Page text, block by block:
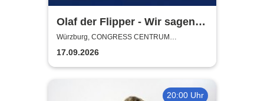
Olaf der Flipper - Wir sagen
Dankeschön! 80 Jahre - Die
Geburtstagstournee 2026
Würzburg, CONGRESS CENTRUM
WÜRZBURG
17.09.2026
20:00 Uhr